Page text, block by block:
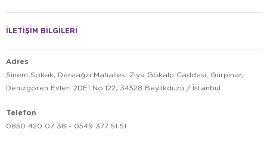
İLETİŞİM BİLGİLERİ
Adres
Sinem Sokak, Dereağzı Mahallesi Ziya Gökalp Caddesi, Gürpınar,
Denizgören Evleri 2DE1 No:122, 34528 Beylikdüzü / İstanbul
Telefon
0850 420 07 38 - 0549 377 51 51